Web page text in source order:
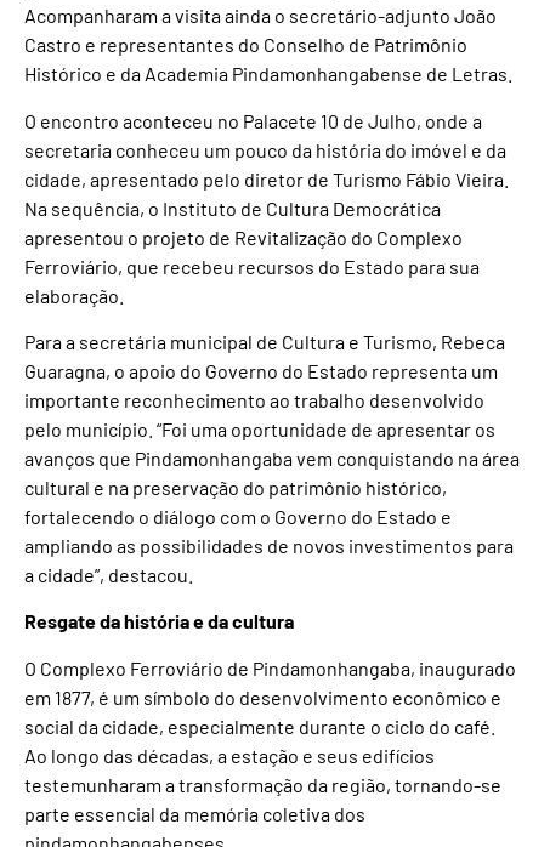
Acompanharam a visita ainda o secretário-adjunto João
Castro e representantes do Conselho de Patrimônio
Histórico e da Academia Pindamonhangabense de Letras.
O encontro aconteceu no Palacete 10 de Julho, onde a
secretaria conheceu um pouco da história do imóvel e da
cidade, apresentado pelo diretor de Turismo Fábio Vieira.
Na sequência, o Instituto de Cultura Democrática
apresentou o projeto de Revitalização do Complexo
Ferroviário, que recebeu recursos do Estado para sua
elaboração.
Para a secretária municipal de Cultura e Turismo, Rebeca
Guaragna, o apoio do Governo do Estado representa um
importante reconhecimento ao trabalho desenvolvido
pelo município. “Foi uma oportunidade de apresentar os
avanços que Pindamonhangaba vem conquistando na área
cultural e na preservação do patrimônio histórico,
fortalecendo o diálogo com o Governo do Estado e
ampliando as possibilidades de novos investimentos para
a cidade”, destacou.
Resgate da história e da cultura
O Complexo Ferroviário de Pindamonhangaba, inaugurado
em 1877, é um símbolo do desenvolvimento econômico e
social da cidade, especialmente durante o ciclo do café.
Ao longo das décadas, a estação e seus edifícios
testemunharam a transformação da região, tornando-se
parte essencial da memória coletiva dos